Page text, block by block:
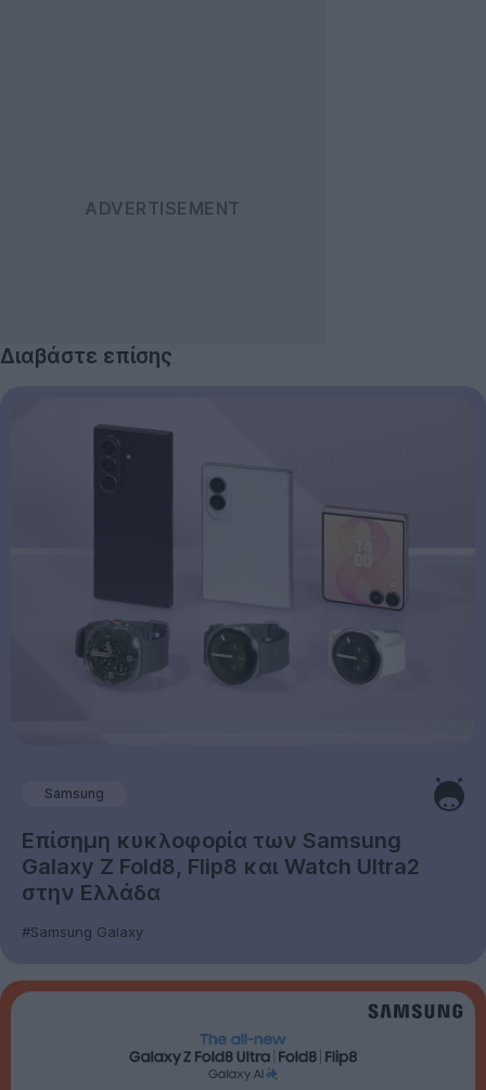
Διαβάστε επίσης
Samsung
Επίσημη κυκλοφορία των Samsung
Galaxy Z Fold8, Flip8 και Watch Ultra2
στην Ελλάδα
#Samsung Galaxy